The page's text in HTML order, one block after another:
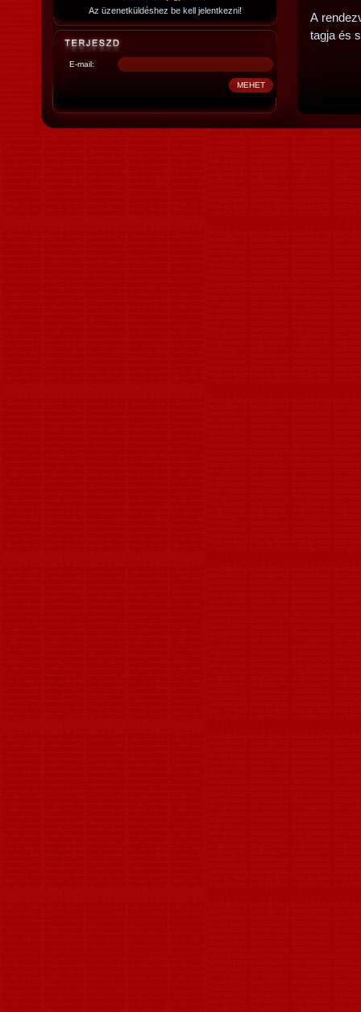
Az üzenetküldéshez be kell jelentkezni!
E-mail:
A
tagja és